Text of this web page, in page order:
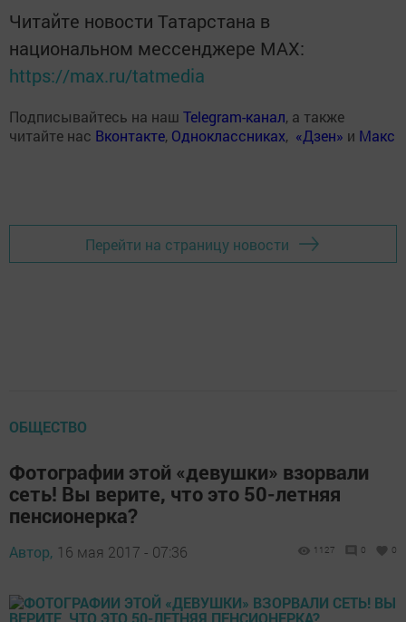
Читайте новости Татарстана в
национальном мессенджере MАХ:
https://max.ru/tatmedia
Подписывайтесь на наш Telegram-канал, а также
читайте нас Вконтакте, Одноклассниках, «Дзен» и Макс
Перейти на страницу новости
ОБЩЕСТВО
Фотографии этой «девушки» взорвали
сеть! Вы верите, что это 50-летняя
пенсионерка?
Автор, 16 мая 2017 - 07:36 1127 0 0